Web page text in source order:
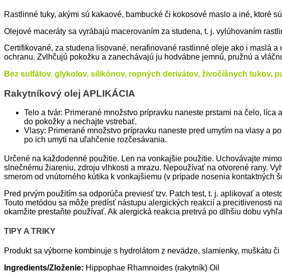
Rastlinné tuky, akými sú kakaové, bambucké či kokosové maslo a iné, ktoré
Olejové maceráty sa vyrábajú macerovaním za studena, t. j. vylúhovaním
Certifikované, za studena lisované, nerafinované rastlinné oleje ako i maslá
ochranu. Zvlhčujú pokožku a zanechávajú ju hodvábne jemnú, pružnú a
Bez sulfátov, glykolov, silikónov, ropných derivátov, živočíšnych tukov,
Rakytníkový olej APLIKÁCIA
Telo a tvár: Primerané množstvo prípravku naneste prstami na čelo,
do pokožky a nechajte vstrebať.
Vlasy: Primerané množstvo prípravku naneste pred umytím na vlasy a
po ich umytí na uľahčenie rozčesávania.
Určené na každodenné použitie. Len na vonkajšie použitie. Uchovávajte
slnečnému žiareniu, zdroju vlhkosti a mrazu. Nepoužívať na otvorené rany.
smerom od vnútorného kútika k vonkajšiemu (v prípade nosenia
Pred prvým použitím sa odporúča previesť tzv. Patch test, t. j. aplikovať a
Touto metódou sa môže predísť nástupu alergických reakcií a precitlivenosti
okamžite prestaňte používať. Ak alergická reakcia pretrvá po dlhšiu dobu
TIPY A TRIKY
Produkt sa výborne kombinuje s hydrolátom z nevädze, slamienky, muškátu či
Ingredients/Zloženie: Hippophae Rhamnoides (rakytník) Oil